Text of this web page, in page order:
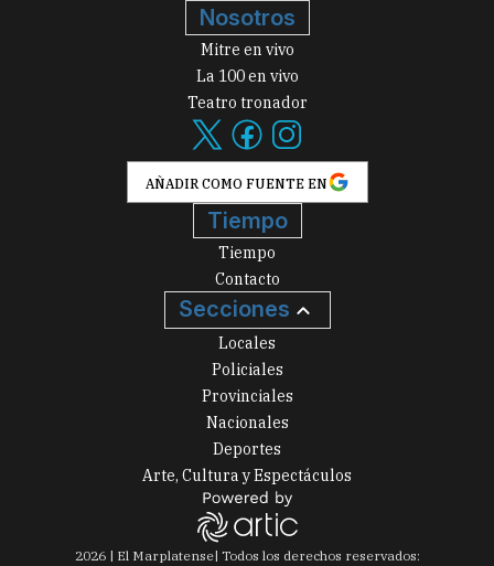
Nosotros
Mitre en vivo
La 100 en vivo
Teatro tronador
AÑADIR COMO FUENTE EN
Tiempo
Tiempo
Contacto
Secciones
Locales
Policiales
Provinciales
Nacionales
Deportes
Arte, Cultura y Espectáculos
2026| El Marplatense| Todos los derechos reservados: